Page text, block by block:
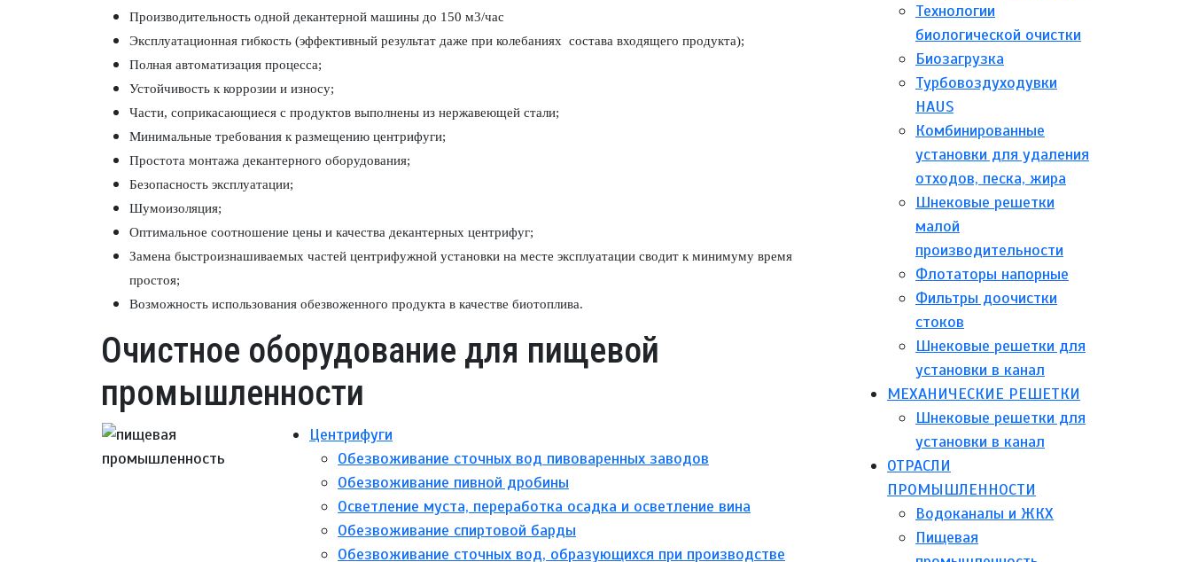
Производительность одной декантерной машины до 150 м3/час
Эксплуатационная гибкость (эффективный результат даже при колебаниях состава входящего продукта);
Полная автоматизация процесса;
Устойчивость к коррозии и износу;
Части, соприкасающиеся с продуктов выполнены из нержавеющей стали;
Минимальные требования к размещению центрифуги;
Простота монтажа декантерного оборудования;
Безопасность эксплуатации;
Шумоизоляция;
Оптимальное соотношение цены и качества декантерных центрифуг;
Замена быстроизнашиваемых частей центрифужной установки на месте эксплуатации сводит к минимуму время
простоя;
Возможность использования обезвоженного продукта в качестве биотоплива.
Очистное оборудование для пищевой
промышленности
Центрифуги
Обезвоживание сточных вод пивоваренных заводов
Обезвоживание пивной дробины
Осветление муста, переработка осадка и осветление вина
Обезвоживание спиртовой барды
Обезвоживание сточных вод, образующихся при производстве
Технологии
биологической очистки
Биозагрузка
Турбовоздуходувки
HAUS
Комбинированные
установки для удаления
отходов, песка, жира
Шнековые решетки
малой
производительности
Флотаторы напорные
Фильтры доочистки
стоков
Шнековые решетки для
установки в канал
МЕХАНИЧЕСКИЕ РЕШЕТКИ
Шнековые решетки для
установки в канал
ОТРАСЛИ
ПРОМЫШЛЕННОСТИ
Водоканалы и ЖКХ
Пищевая